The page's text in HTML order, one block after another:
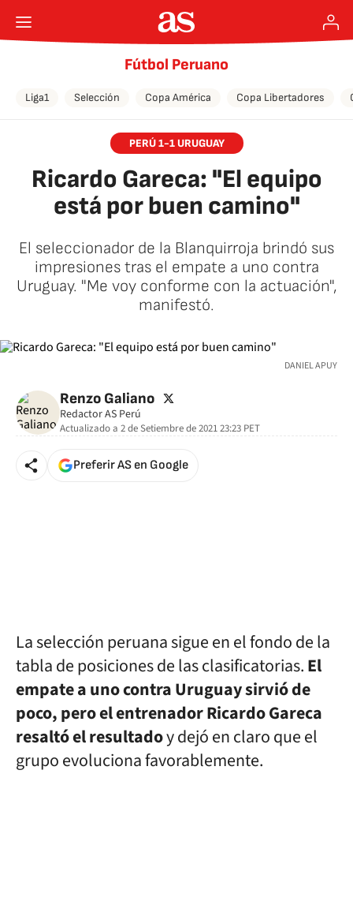
Fútbol Peruano
Liga1 Selección Copa América Copa Libertadores
PERÚ 1-1 URUGUAY
Ricardo Gareca: "El equipo
está por buen camino"
El seleccionador de la Blanquirroja brindó sus
impresiones tras el empate a uno contra
Uruguay. "Me voy conforme con la actuación",
manifestó.
DANIEL APUY
Renzo Galiano twitter
Redactor AS Perú
Actualizado a 2 de Setiembre de 2021 23:23 PET
Preferir AS en Google
La selección peruana sigue en el fondo de la
tabla de posiciones de las clasificatorias.El
empate a uno contra Uruguay sirvió de
poco, pero el entrenador Ricardo Gareca
resaltó el resultadoy dejó en claro que el
grupo evoluciona favorablemente.